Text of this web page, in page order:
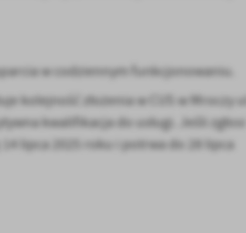
w codziennym funkcjonowaniu.
kolejność złożenia w CUS w Mroczy ul.
kwalifikacja do usługi. Jeśli zgłosi
lipca 2025 roku i potrwa do 28 lipca